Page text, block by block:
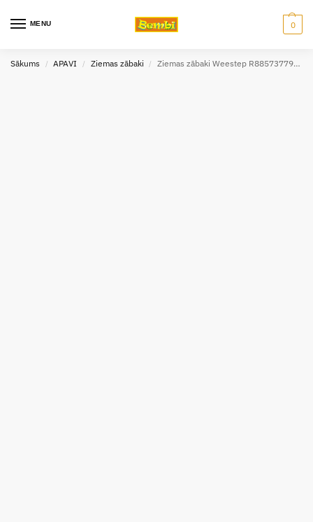
MENU 0
Sākums / APAVI / Ziemas zābaki / Ziemas zābaki Weestep R885737791 BK